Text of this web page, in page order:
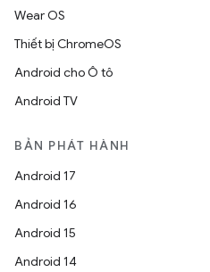
Wear OS
Thiết bị ChromeOS
Android cho Ô tô
Android TV
BẢN PHÁT HÀNH
Android 17
Android 16
Android 15
Android 14